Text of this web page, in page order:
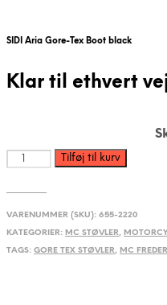
SIDI Aria Gore-Tex Boot black
Klar til ethvert
SIDI
Aria
Boot
black
antal
Tilføj til kurv
VARENUMMER (SKU): 655-2220
KATEGORIER: MC STØVLER,
TAGS: GORE TEX STØVLER, MC